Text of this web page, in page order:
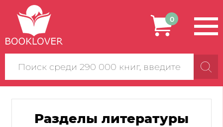
Поиск
по
сайту
0
Разделы литературы